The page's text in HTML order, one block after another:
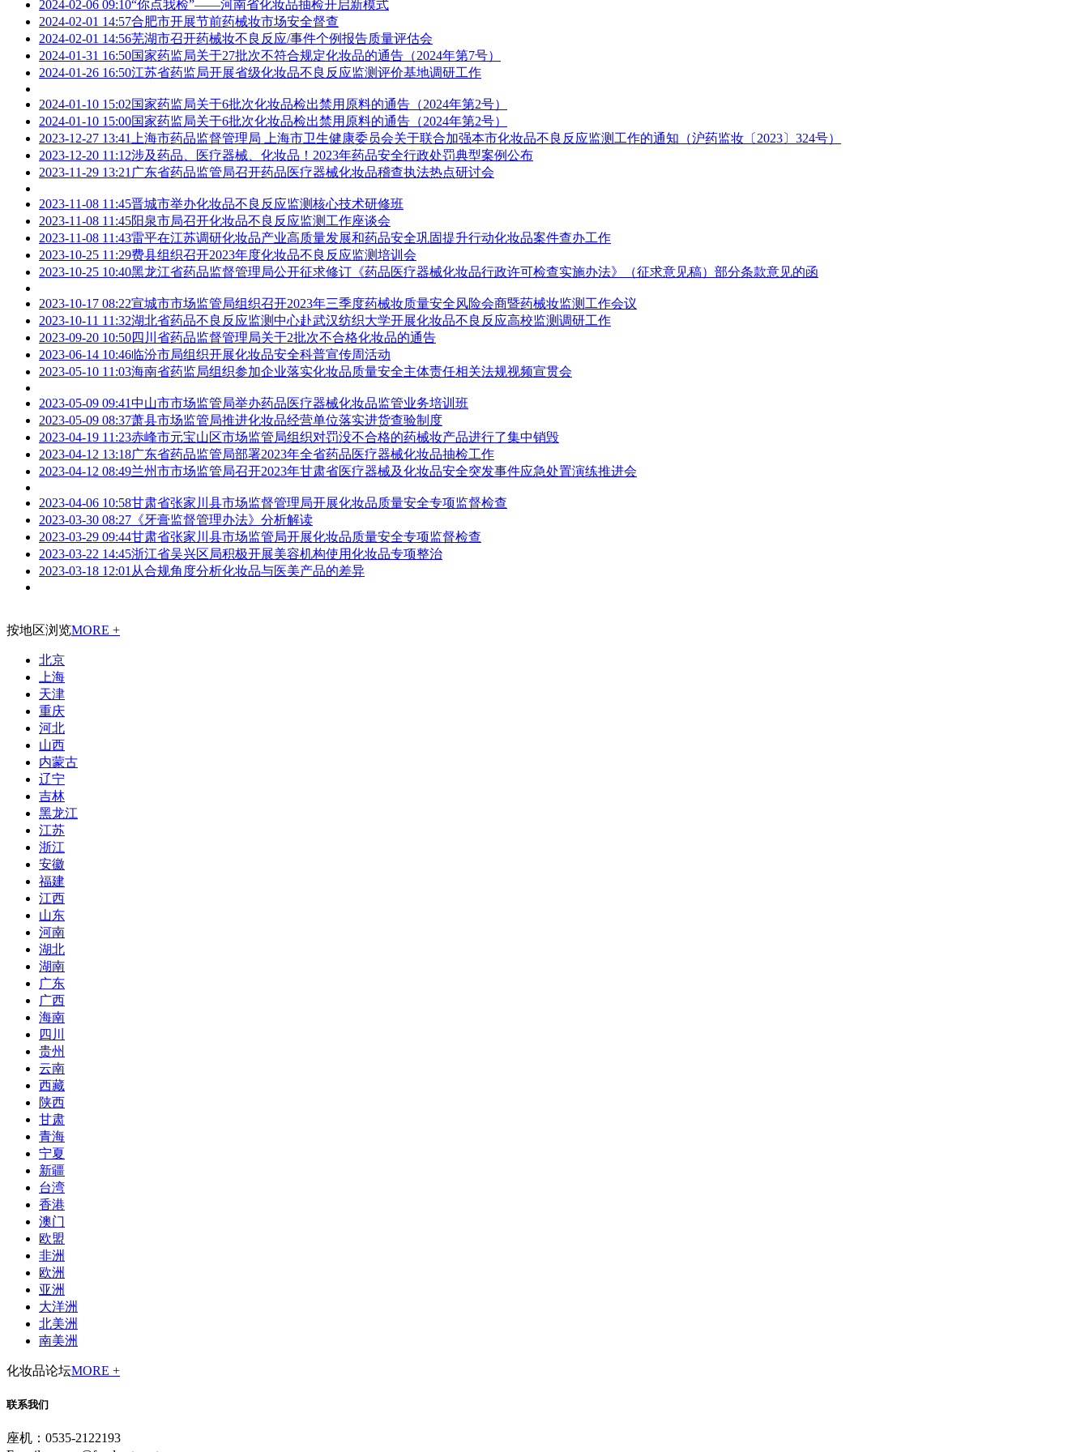
2024-02-06 09:10“你点我检”——河南省化妆品抽检开启新模式
2024-02-01 14:57合肥市开展节前药械妆市场安全督查
2024-02-01 14:56芜湖市召开药械妆不良反应/事件个例报告质量评估会
2024-01-31 16:50国家药监局关于27批次不符合规定化妆品的通告（2024年第7号）
2024-01-26 16:50江苏省药监局开展省级化妆品不良反应监测评价基地调研工作
2024-01-10 15:02国家药监局关于6批次化妆品检出禁用原料的通告（2024年第2号）
2024-01-10 15:00国家药监局关于6批次化妆品检出禁用原料的通告（2024年第2号）
2023-12-27 13:41
上海市药品监督管理局 上海市卫生健康委员会关于联合加强本市化妆品不良反应监测工作的通知（沪药监妆〔2023〕324号）
2023-12-20 11:12涉及药品、医疗器械、化妆品！2023年药品安全行政处罚典型案例公布
2023-11-29 13:21 广东省药品监管局召开药品医疗器械化妆品稽查执法热点研讨会
2023-11-08 11:45晋城市举办化妆品不良反应监测核心技术研修班
2023-11-08 11:45阳泉市局召开化妆品不良反应监测工作座谈会
2023-11-08 11:43雷平在江苏调研化妆品产业高质量发展和药品安全巩固提升行动化妆品案件查办工作
2023-10-25 11:29费县组织召开2023年度化妆品不良反应监测培训会
2023-10-25 10:40黑龙江省药品监督管理局公开征求修订《药品医疗器械化妆品行政许可检查实施办法》（征求意见稿）部分条款意见的函
2023-10-17 08:22宣城市市场监管局组织召开2023年三季度药械妆质量安全风险会商暨药械妆监测工作会议
2023-10-11 11:32湖北省药品不良反应监测中心赴武汉纺织大学开展化妆品不良反应高校监测调研工作
2023-09-20 10:50四川省药品监督管理局关于2批次不合格化妆品的通告
2023-06-14 10:46临汾市局组织开展化妆品安全科普宣传周活动
2023-05-10 11:03海南省药监局组织参加企业落实化妆品质量安全主体责任相关法规视频宣贯会
2023-05-09 09:41中山市市场监管局举办药品医疗器械化妆品监管业务培训班
2023-05-09 08:37萧县市场监管局推进化妆品经营单位落实进货查验制度
2023-04-19 11:23赤峰市元宝山区市场监管局组织对罚没不合格的药械妆产品进行了集中销毁
2023-04-12 13:18广东省药品监管局部署2023年全省药品医疗器械化妆品抽检工作
2023-04-12 08:49兰州市市场监管局召开2023年甘肃省医疗器械及化妆品安全突发事件应急处置演练推进会
2023-04-06 10:58甘肃省张家川县市场监督管理局开展化妆品质量安全专项监督检查
2023-03-30 08:27 《牙膏监督管理办法》分析解读
2023-03-29 09:44甘肃省张家川县市场监管局开展化妆品质量安全专项监督检查
2023-03-22 14:45浙江省吴兴区局积极开展美容机构使用化妆品专项整治
2023-03-18 12:01 从合规角度分析化妆品与医美产品的差异
按地区浏览MORE +
北京
上海
天津
重庆
河北
山西
内蒙古
辽宁
吉林
黑龙江
江苏
浙江
安徽
福建
江西
山东
河南
湖北
湖南
广东
广西
海南
四川
贵州
云南
西藏
陕西
甘肃
青海
宁夏
新疆
台湾
香港
澳门
欧盟
非洲
欧洲
亚洲
大洋洲
北美洲
南美洲
化妆品论坛MORE +
联系我们
座机：0535-2122193